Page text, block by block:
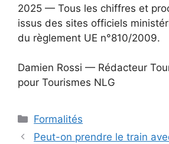
2025 — Tous les chiffres et
issus des sites officiels
du règlement UE n°810/2009.
Damien Rossi — Rédacteur
pour Tourismes NLG
Catégories
Formalités
Peut-on prendre le train